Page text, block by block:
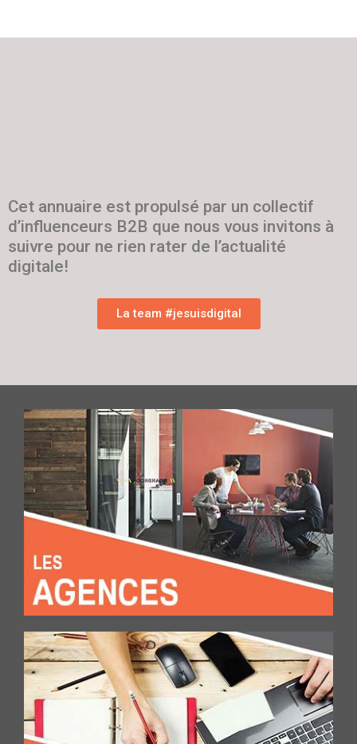
Cet annuaire est propulsé par un collectif
d’influenceurs B2B que nous vous invitons à
suivre pour ne rien rater de l’actualité
digitale!
La team #jesuisdigital